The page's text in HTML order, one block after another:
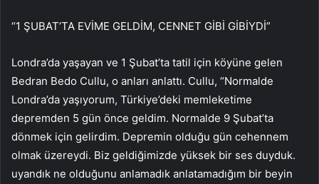
“1 ŞUBAT’TA EVİME GELDİM, CENNET GİBİ GİBİYDİ”
Londra’da yaşayan ve 1 Şubat’ta tatil için köyüne gelen
Bedran Bedo Cullu, o anları anlattı. Cullu, “Normalde
Londra’da yaşıyorum, Türkiye’deki memleketime
depremden 5 gün önce geldim. Normalde 9 Şubat’ta
dönmek için gelirdim. Depremin olduğu gün cehennem
olmak üzereydi. Biz geldiğimizde yüksek bir ses duyduk.
uyandık ne olduğunu anlamadık anlatamadığım bir beyin